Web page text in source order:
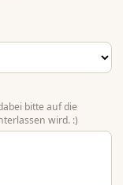
bitte auf die
wird. :)